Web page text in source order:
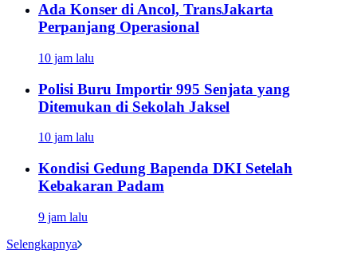
Ada Konser di Ancol, TransJakarta
Perpanjang Operasional
10 jam lalu
Polisi Buru Importir 995 Senjata yang
Ditemukan di Sekolah Jaksel
10 jam lalu
Kondisi Gedung Bapenda DKI Setelah
Kebakaran Padam
9 jam lalu
Selengkapnya